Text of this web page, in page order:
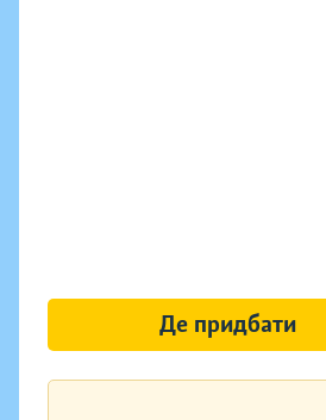
Де придбати